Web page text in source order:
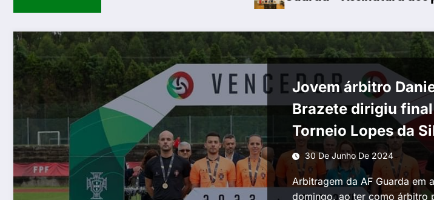
Jovem árbitro
Brazete dirigiu
Torneio Lopes da
30 De Junho De 2024
Arbitragem da AF Guarda em
domingo, ao ter como árbitro